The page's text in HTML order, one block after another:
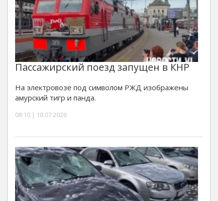
Пассажирский поезд запущен в КНР
На электровозе под символом РЖД изображены
амурский тигр и панда.
08:10 | 18.07.2026